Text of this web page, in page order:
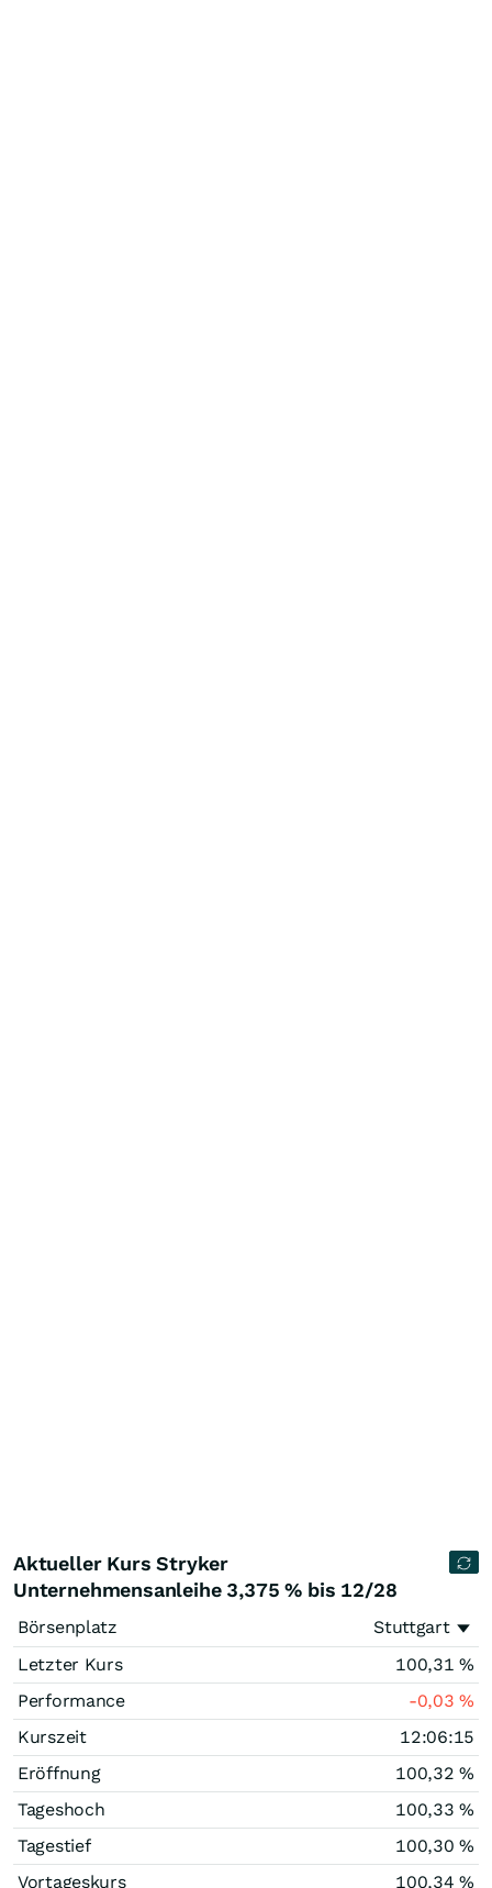
Aktueller Kurs Stryker
Unternehmensanleihe 3,375 % bis 12/28
Börsenplatz
Stuttgart
Letzter Kurs
100,31 %
Performance
-0,03%
Kurszeit
12:06:15
Eröffnung
100,32 %
Tageshoch
100,33 %
Tagestief
100,30 %
Vortageskurs
100,34%